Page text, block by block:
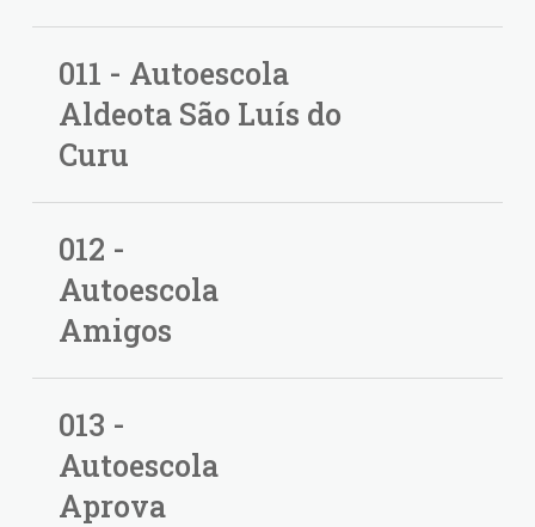
011 - Autoescola
Aldeota São Luís do
Curu
012 -
Autoescola
Amigos
013 -
Autoescola
Aprova